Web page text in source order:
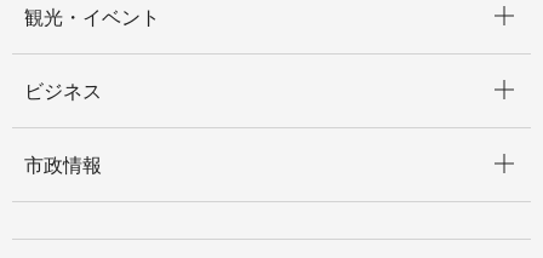
観光・イベント
ビジネス
市政情報